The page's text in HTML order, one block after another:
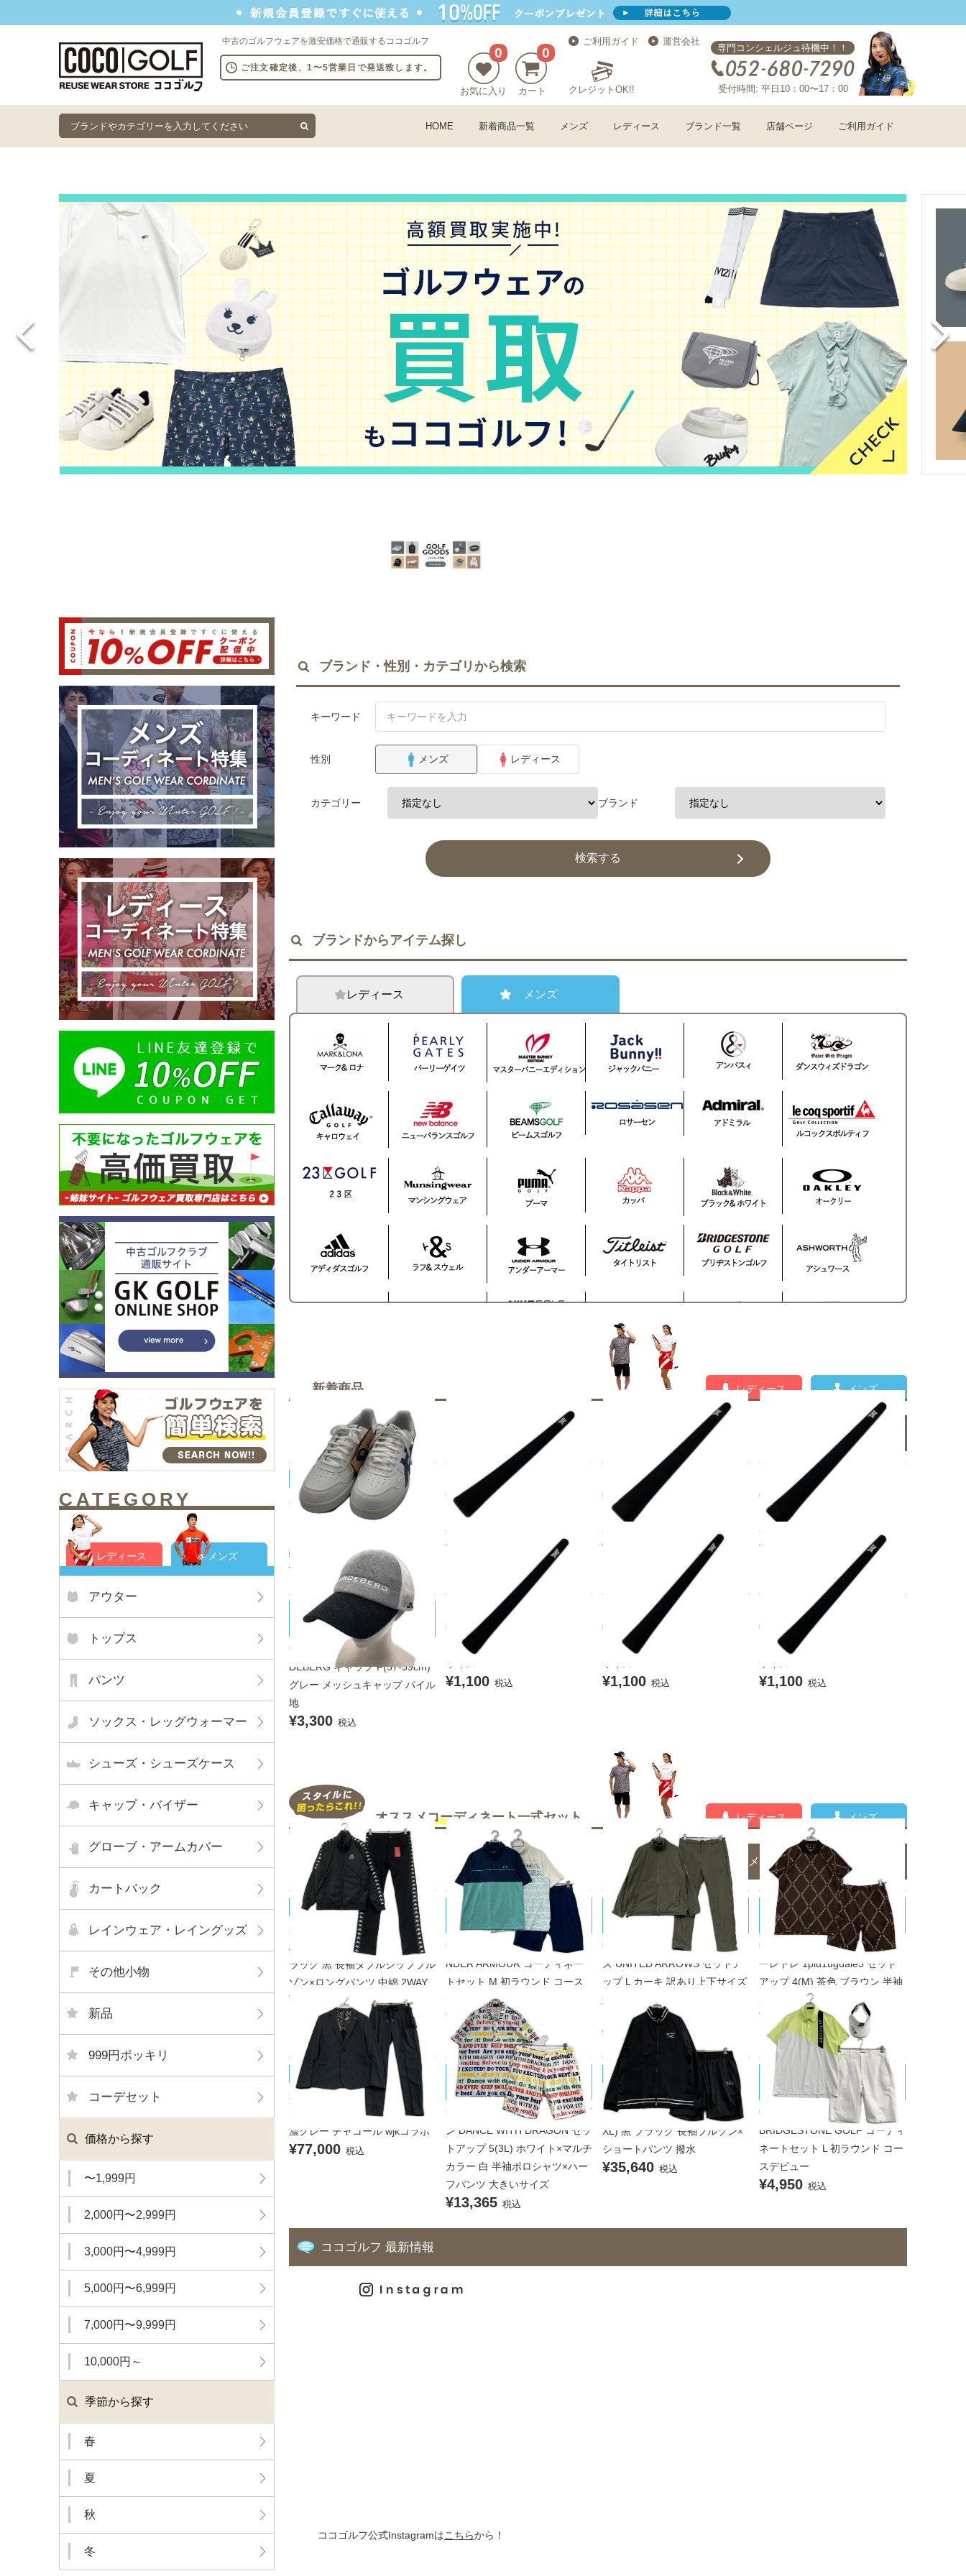
中古のゴルフウェアを激安価格で通販するココゴルフ
ご注文確定後、1〜5営業日で発送致します。
0
お気に入り
0
カート
ご利用ガイド 運営会社
クレジットOK!!
専門コンシェルジュ待機中！！
受付時間: 平日10：00〜17：00
HOME 新着商品一覧 メンズ レディース ブランド一覧 店舗ページ ご利用ガイド
CATEGORY
レディース メンズ
アウター
トップス
パンツ
ソックス・レッグウォーマー
シューズ・シューズケース
キャップ・バイザー
グローブ・アームカバー
カートバック
レインウェア・レイングッズ
その他小物
新品
999円ポッキリ
コーデセット
価格から探す
〜1,999円
2,000円〜2,999円
3,000円〜4,999円
5,000円〜6,999円
7,000円〜9,999円
10,000円～
季節から探す
春
夏
秋
冬
ブランド・性別・カテゴリから検索
キーワード
性別 メンズ レディース
カテゴリー ブランド
検索する
ブランドからアイテム探し
レディース メンズ
新着商品 レディース メンズ
メンズの新着商品一覧
asics/アシックス
未使用品 アシックス asics ゴル
フシューズ 25.5 ホワイト×ブル
軽量 [1111A260]
¥12,100 税込
中古 グリップ ブラック PXG ト
ゥルーテンパー アイコン ミッド
サイズ
¥1,100
中古 グリップ ブラック PXG ト
ゥルーテンパー アイコン ミッド
サイズ
¥1,100
中古 グリップ ブラック PXG ト
ゥルーテンパー アイコン ミッド
サイズ
¥1,100
J.LINDEBERG/ジェイ・リンドバー
中古 ジェイリンドバーグ J.LIN
DEBERG キャップ F(57-59cm)
グレー メッシュキャップ パイル
地
¥3,300 税込
中古 グリップ ブラック PXG ト
ゥルーテンパー アイコン ミッド
サイズ
¥1,100 税込
中古 グリップ ブラック PXG ト
ゥルーテンパー アイコン ミッド
サイズ
¥1,100 税込
中古 グリップ ブラック PXG ト
ゥルーテンパー アイコン ミッド
サイズ
¥1,100 税込
オススメコーディネート一式セット レディース メンズ
メンズのコーディネート一覧
Kappa/カッパ
未使用品 メンズ カッパゴルフ K
APPA GOLF セットアップ M ブ
ラック 黒 長袖ダブルジップブル
ゾン×ロングパンツ 中綿 2WAY
¥11,000 税込
UNDER ARMOUR/アンダーアーマ
中古 メンズ アンダーアーマー U
NDER ARMOUR コーディネー
トセット M 初ラウンド コース
デビュー
¥7,700 税込
UNITED ARROWS/ユナイテッドア
中古 メンズ ユナイテッドアロー
ズ UNITED ARROWS セットア
ップ L カーキ 訳あり上下サイズ
違いブルゾン×パンツ 防風 ヨコ
ストレッチ 撥水 透湿
¥17,600 税込
1PIU1UGUALE3/ウノピｭウノウグ
ァーレトレ
中古 メンズ ウノピュウノウグァ
ーレトレ 1piu1uguale3 セット
アップ 4(M) 茶色 ブラウン 半袖
ポロシャツ×ハーフパンツ
¥28,600 税込
muta MARINE/ムータマリン
未使用品 メンズ ムータマリン
muta MARINE セットアップ S
濃グレー チャコール wjkコラボ
¥77,000 税込
DANCE WITH DRAGON/ダンスウ
ィズドラゴン
中古 メンズ ダンスウィズドラゴ
ン DANCE WITH DRAGON セッ
トアップ 5(3L) ホワイト×マルチ
カラー 白 半袖ポロシャツ×ハー
フパンツ 大きいサイズ
¥13,365 税込
muta MARINE/ムータマリン
未使用品 メンズ ムータマリン
muta MARINE セットアップ 8(2
XL) 黒 ブラック 長袖ブルゾン×
ショートパンツ 撥水
¥35,640 税込
BRIDGESTONE GOLF/ブリヂスト
ンゴルフ
中古 メンズ ブリヂストンゴルフ
BRIDGESTONE GOLF コーディ
ネートセット L 初ラウンド コー
スデビュー
¥4,950 税込
ココゴルフ 最新情報
ココゴルフ公式Instagramはこちらから！